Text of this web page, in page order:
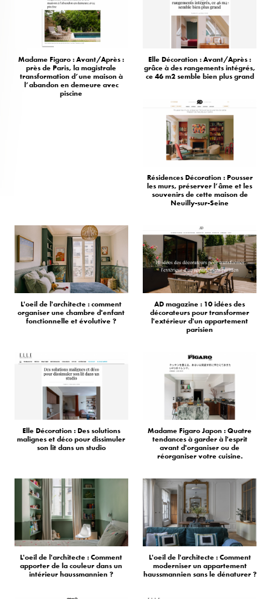
Madame Figaro : Avant/Après :
près de Paris, la magistrale
transformation d’une maison à
l’abandon en demeure avec
piscine
Elle Décoration : Avant/Après :
grâce à des rangements intégrés,
ce 46 m2 semble bien plus grand
Résidences Décoration : Pousser
les murs, préserver l’âme et les
souvenirs de cette maison de
Neuilly-sur-Seine
L'oeil de l'architecte : comment
organiser une chambre d'enfant
fonctionnelle et évolutive ?
AD magazine : 10 idées des
décorateurs pour transformer
l'extérieur d'un appartement
parisien
Elle Décoration : Des solutions
malignes et déco pour dissimuler
son lit dans un studio
Madame Figaro Japon : Quatre
tendances à garder à l'esprit
avant d'organiser ou de
réorganiser votre cuisine.
L'oeil de l'architecte : Comment
apporter de la couleur dans un
intérieur haussmannien ?
L'oeil de l'architecte : Comment
moderniser un appartement
haussmannien sans le dénaturer ?